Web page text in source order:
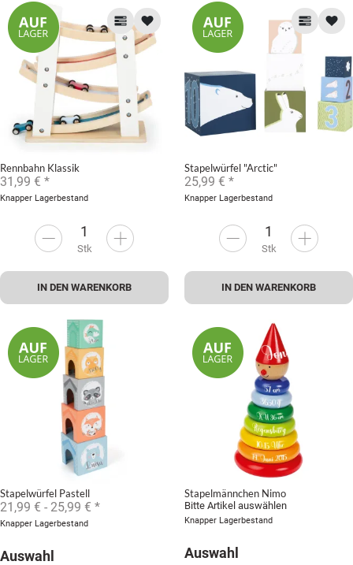
Rennbahn Klassik
31,99 € *
Knapper Lagerbestand
Stk
IN DEN WARENKORB
Stapelwürfel "Arctic"
25,99 € *
Knapper Lagerbestand
Stk
IN DEN WARENKORB
Stapelwürfel Pastell
21,99 € - 25,99 € *
Knapper Lagerbestand
Auswahl
Stapelmännchen Nimo
Bitte Artikel auswählen
Knapper Lagerbestand
Auswahl